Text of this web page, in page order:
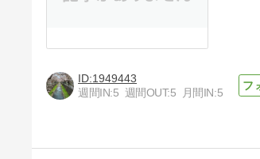
1949443
週間IN:5 週間OUT:5 月間IN:5